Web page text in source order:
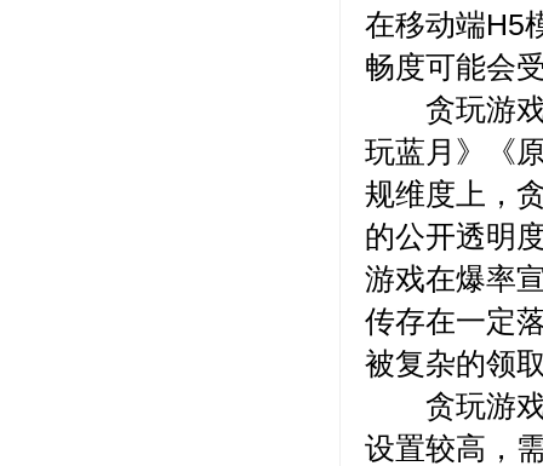
在移动端H5
畅度可能会
贪玩游戏
玩蓝月》《
规维度上，
的公开透明
游戏在爆率
传存在一定
被复杂的领
贪玩游戏
设置较高，